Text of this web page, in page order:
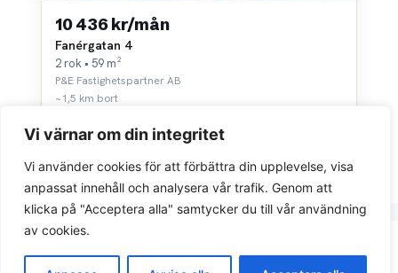
Vi värnar om din integritet
Vi använder cookies för att förbättra din upplevelse, visa
anpassat innehåll och analysera vår trafik. Genom att
klicka på "Acceptera alla" samtycker du till vår användning
av cookies.
10 436 kr/mån
Fanérgatan 4
2 rok • 59 m²
P&E Fastighetspartner AB
~1,5 km bort
Integritetspolicy